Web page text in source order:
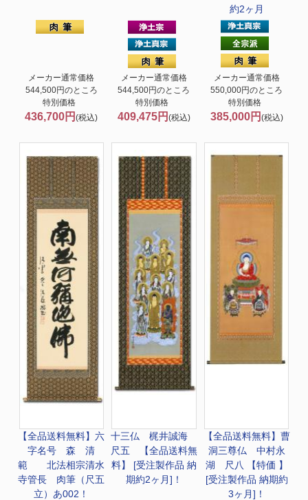
メーカー通常価格
544,500円のところ
特別価格
436,700円(税込)
メーカー通常価格
544,500円のところ
特別価格
409,475円 (税込)
約2ヶ月
メーカー通常価格
550,000円のところ
特別価格
385,000円 (税込)
【全品送料無料】六
字名号 森 清
範 北法相宗清水
寺管長 肉筆（尺五
立）あ002！
十三仏 梶井誠海
尺五 【全品送料無
料】 [受注製作品 納
期約2ヶ月]！
【全品送料無料】 曹
洞三尊仏 中村永
湖 尺八 【特価 】
[受注製作品 納期約
3ヶ月]！